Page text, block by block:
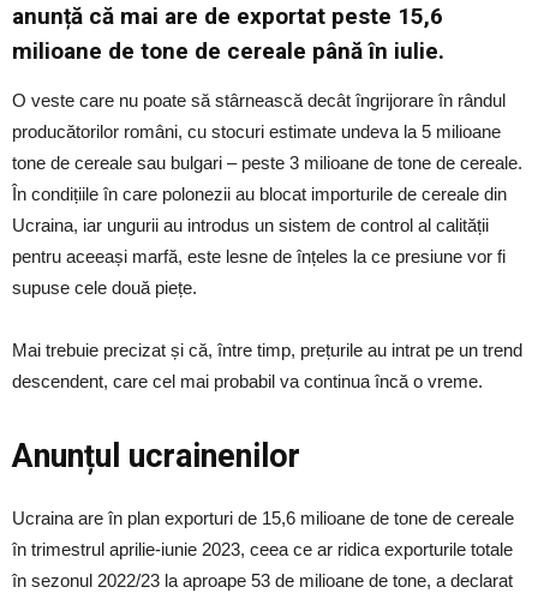
anunță că mai are de exportat peste 15,6
milioane de tone de cereale până în iulie.
O veste care nu poate să stârnească decât îngrijorare în rândul
producătorilor români, cu stocuri estimate undeva la 5 milioane
tone de cereale sau bulgari – peste 3 milioane de tone de cereale.
În condițiile în care polonezii au blocat importurile de cereale din
Ucraina, iar ungurii au introdus un sistem de control al calității
pentru aceeași marfă, este lesne de înțeles la ce presiune vor fi
supuse cele două piețe.
Mai trebuie precizat și că, între timp, prețurile au intrat pe un trend
descendent, care cel mai probabil va continua încă o vreme.
Anunțul ucrainenilor
Ucraina are în plan exporturi de 15,6 milioane de tone de cereale
în trimestrul aprilie-iunie 2023, ceea ce ar ridica exporturile totale
în sezonul 2022/23 la aproape 53 de milioane de tone, a declarat